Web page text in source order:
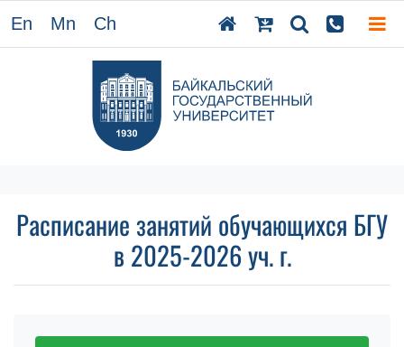
En Mn Ch
Расписание занятий обучающихся БГУ
в 2025-2026 уч. г.